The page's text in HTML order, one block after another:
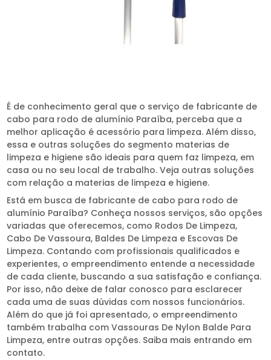
É de conhecimento geral que o serviço de fabricante de
cabo para rodo de alumínio Paraíba, perceba que a
melhor aplicação é acessório para limpeza. Além disso,
essa e outras soluções do segmento materias de
limpeza e higiene são ideais para quem faz limpeza, em
casa ou no seu local de trabalho. Veja outras soluções
com relação a materias de limpeza e higiene.
Está em busca de fabricante de cabo para rodo de
alumínio Paraíba? Conheça nossos serviços, são opções
variadas que oferecemos, como Rodos De Limpeza,
Cabo De Vassoura, Baldes De Limpeza e Escovas De
Limpeza. Contando com profissionais qualificados e
experientes, o empreendimento entende a necessidade
de cada cliente, buscando a sua satisfação e confiança.
Por isso, não deixe de falar conosco para esclarecer
cada uma de suas dúvidas com nossos funcionários.
Além do que já foi apresentado, o empreendimento
também trabalha com Vassouras De Nylon Balde Para
Limpeza, entre outras opções. Saiba mais entrando em
contato.